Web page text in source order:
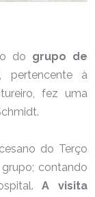
do grupo de
, pertencente à
fez uma
do Terço
contando
A visita